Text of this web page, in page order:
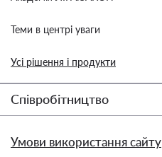
Теми в центрі уваги
Усі рішення і продукти
Співробітництво
Умови використання сайту